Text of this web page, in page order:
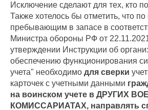
Исключение сделают для тех, кто
Также хотелось бы отметить, что
пребывающим в запасе в
Министра обороны РФ от
утверждении Инструкции об
обеспечению функционирования
учета" необходимо для сверки
карточек с учетными данными
на воинском учете в ДРУГИХ
КОМИССАРИАТАХ, направлять